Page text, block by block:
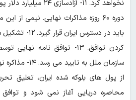
نخواهد کرد. ۱۱-
دوره ۶۰ روزه مذاکرات نهایی. نیمی از
باید در دسترس
کردن توافق. ۱۳- توافق نامه
سازمان ملل به
از پول های بلوکه شده ایران، تعلیق
محاصره دریایی آغاز نمی شود و